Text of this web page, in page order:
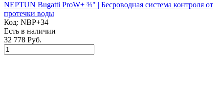
NEPTUN Bugatti ProW+ ¾" | Бесроводная система контроля от
протечки воды
Код: NBP+34
Есть в наличии
32 778 Руб.